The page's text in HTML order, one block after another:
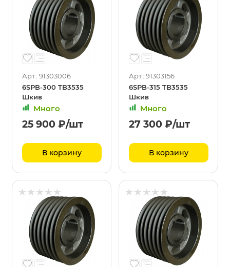
Арт.: 91303006
6SPB-300 TB3535
Шкив
Много
25 900 ₽/шт
В корзину
Арт.: 91303156
6SPB-315 TB3535
Шкив
Много
27 300 ₽/шт
В корзину